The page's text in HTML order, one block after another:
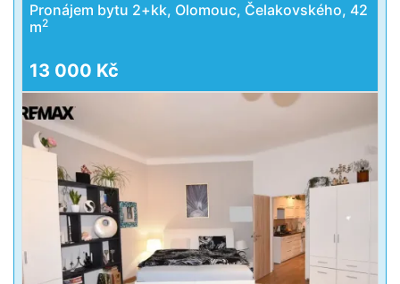
Pronájem bytu 2+kk, Olomouc, Čelakovského, 42
m2
13 000 Kč